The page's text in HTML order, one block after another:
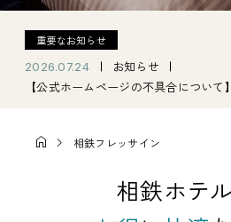
重要なお知らせ
2026.07.24
お知らせ
【公式ホームページの不具合につい
相鉄フレッサイン
相鉄ホテ